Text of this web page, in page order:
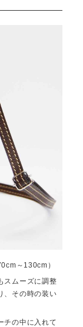
～130cm）
スムーズに調整
、その時の装い
チの中に入れて